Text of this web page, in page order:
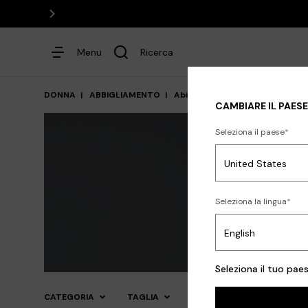
Menu Ricerca
DONNA ABBIGLIAMENTO Abiti
MaglieriaPantaloni
CATEGORIA TAGLIA
CAMBIARE IL
Seleziona il paese
Seleziona la lingua
Seleziona il tuo
Abiti